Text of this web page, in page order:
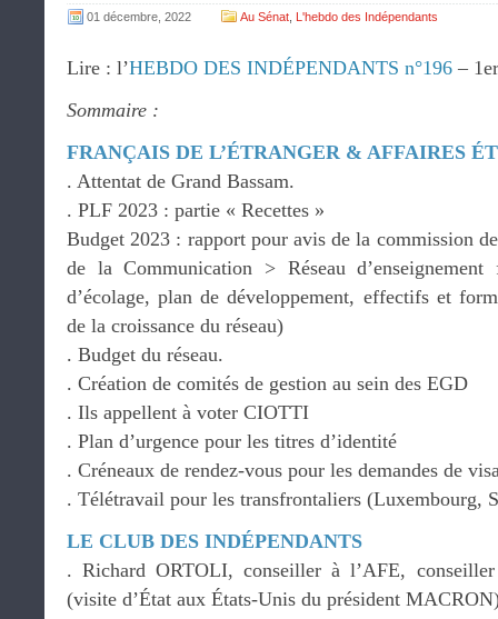
01 décembre, 2022 Au Sénat L'hebdo des Indépendants
Lire : l’HEBDO DES INDÉPENDANTS n°196 –
Sommaire :
FRANÇAIS DE L’ÉTRANGER & AFFAIRES
. Attentat de Grand Bassam.
. PLF 2023 : partie « Recettes »
Budget 2023 : rapport pour avis de la commission
de la Communication > Réseau
d’écolage, plan de développement, effectifs et
de la croissance du réseau)
. Budget du réseau.
. Création de comités de gestion au sein des EGD
. Ils appellent à voter CIOTTI
. Plan d’urgence pour les titres d’identité
. Créneaux de rendez-vous pour les demandes de
. Télétravail pour les transfrontaliers (Luxembourg,
LE CLUB DES INDÉPENDANTS
. Richard ORTOLI, conseiller à l’AFE,
(visite d’État aux États-Unis du président